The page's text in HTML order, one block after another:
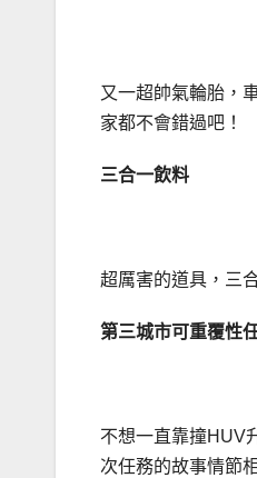
又一超帥氣輪胎，
家都不會錯過吧！
三合一飲料
超厲害的道具，三
第三城市可重覆性
不想一直靠撞HUV
次任務的故事情節